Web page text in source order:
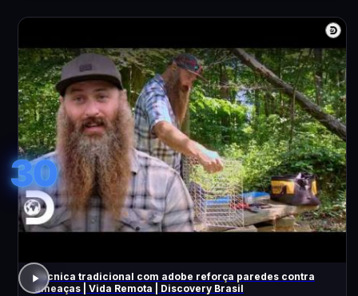
30
Técnica tradicional com adobe reforça paredes contra
ameaças | Vida Remota | Discovery Brasil